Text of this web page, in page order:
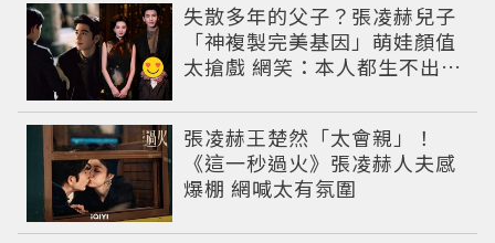
失散多年的父子？張凌赫兒子
「神複製完美基因」萌娃顏值
太搶戲 網笑：本人都生不出這
張凌赫王楚然「太會親」！
《這一秒過火》張凌赫人夫感
爆棚 網喊太有氛圍